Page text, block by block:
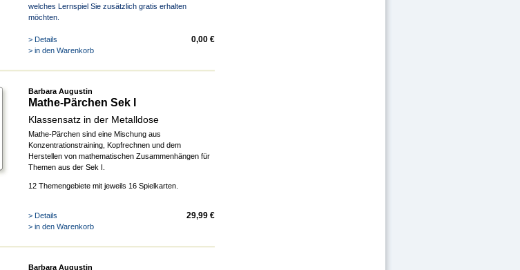
welches Lernspiel Sie zusätzlich gratis erhalten
möchten.
0,00 €
> Details
> in den Warenkorb
Barbara Augustin
Mathe-Pärchen Sek I
Klassensatz in der Metalldose
Mathe-Pärchen sind eine Mischung aus
Konzentrationstraining, Kopfrechnen und dem
Herstellen von mathematischen Zusammenhängen für
Themen aus der Sek I.
12 Themengebiete mit jeweils 16 Spielkarten.
29,99 €
> Details
> in den Warenkorb
Barbara Augustin